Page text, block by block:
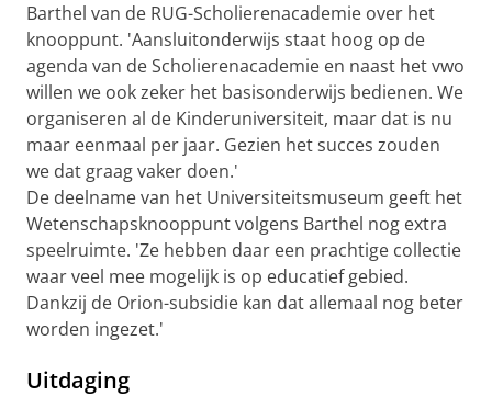
Barthel van de RUG-Scholierenacademie over het
knooppunt. 'Aansluitonderwijs staat hoog op de
agenda van de Scholierenacademie en naast het vwo
willen we ook zeker het basisonderwijs bedienen. We
organiseren al de Kinderuniversiteit, maar dat is nu
maar eenmaal per jaar. Gezien het succes zouden
we dat graag vaker doen.'
De deelname van het Universiteitsmuseum geeft het
Wetenschapsknooppunt volgens Barthel nog extra
speelruimte. 'Ze hebben daar een prachtige collectie
waar veel mee mogelijk is op educatief gebied.
Dankzij de Orion-subsidie kan dat allemaal nog beter
worden ingezet.'
Uitdaging